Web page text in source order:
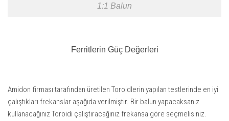
1:1 Balun
Ferritlerin Güç Değerleri
Amidon firması tarafından üretilen Toroidlerin yapılan testlerinde en iyi
çalıştıkları frekanslar aşağıda verilmiştir. Bir balun yapacaksanız
kullanacağınız Toroidi çalıştıracağınız frekansa göre seçmelisiniz.